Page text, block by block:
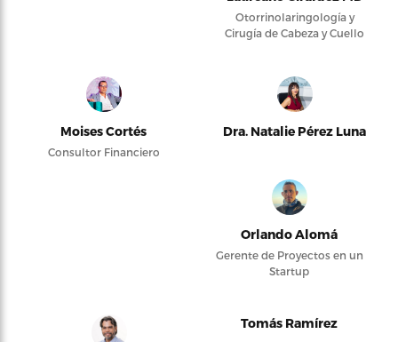
Otorrinolaringología y
Cirugía de Cabeza y Cuello
Moises Cortés
Consultor Financiero
Dra. Natalie Pérez Luna
Orlando Alomá
Gerente de Proyectos en un
Startup
Tomás Ramírez